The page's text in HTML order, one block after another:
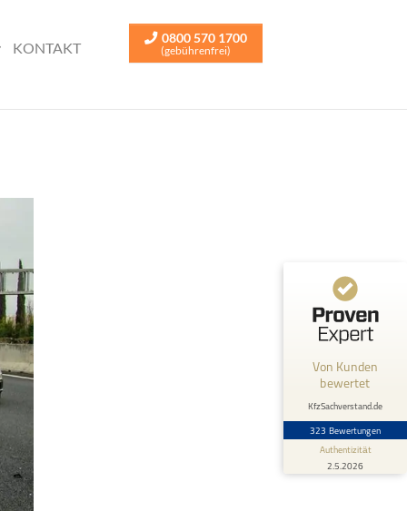
KONTAKT
0800 570 1700
(gebührenfrei)
Von Kunden
bewertet
KfzSachverstand.de
323 Bewertungen
Authentizität
2.5.2026